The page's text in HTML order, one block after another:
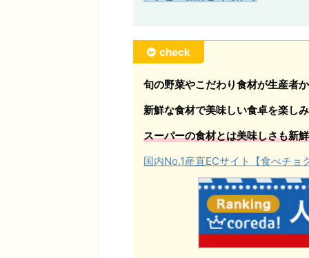
check
旬の野菜やこだわり食材が生産者
新鮮な食材で美味しい食卓を楽し
スーパーの食材とは美味しさも新
国内No.1産直ECサイト【食べチ